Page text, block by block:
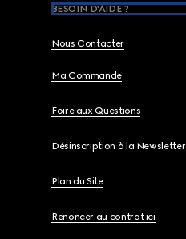
BESOIN D'AIDE ?
Nous Contacter
Ma Commande
Foire aux Questions
Désinscription à la Newsletter
Plan du Site
Renoncer au contrat ici